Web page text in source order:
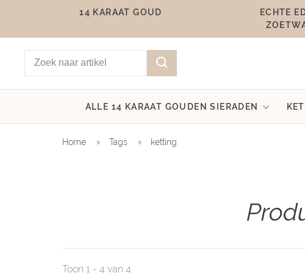
14 KARAAT GOUD
ECHTE
ALLE 14 KARAAT GOUDEN SIERADEN
Home Tags ketting
Toon 1 - 4 van 4